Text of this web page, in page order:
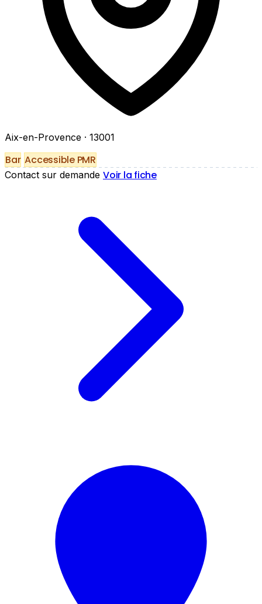
Aix-en-Provence · 13001
Bar Accessible PMR
Contact sur demande Voir la fiche